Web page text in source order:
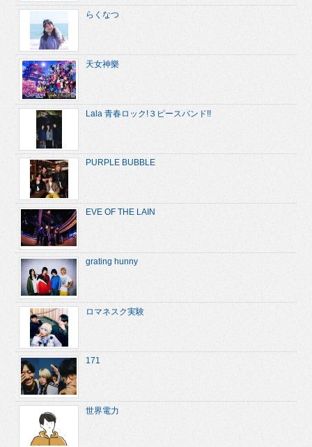
らくなつ
天女神樂
Lala 青春ロック!３ピースバンド!!
PURPLE BUBBLE
EVE OF THE LAIN
grating hunny
ロマネスク実験
171
世界電力